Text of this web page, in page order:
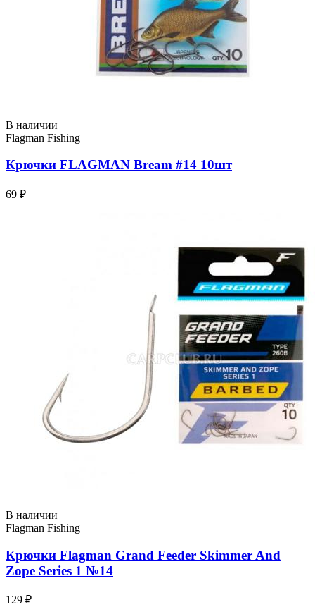
В наличии
Flagman Fishing
Крючки FLAGMAN Bream #14 10шт
69 ₽
В наличии
Flagman Fishing
Крючки Flagman Grand Feeder Skimmer And
Zope Series 1 №14
129 ₽